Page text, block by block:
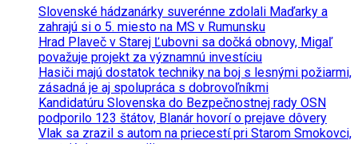
Slovenské hádzanárky suverénne zdolali Maďarky a
zahrajú si o 5. miesto na MS v Rumunsku
Hrad Plaveč v Starej Ľubovni sa dočká obnovy, Migaľ
považuje projekt za významnú investíciu
Hasiči majú dostatok techniky na boj s lesnými požiarmi,
zásadná je aj spolupráca s dobrovoľníkmi
Kandidatúru Slovenska do Bezpečnostnej rady OSN
podporilo 123 štátov, Blanár hovorí o prejave dôvery
Vlak sa zrazil s autom na priecestí pri Starom Smokovci,